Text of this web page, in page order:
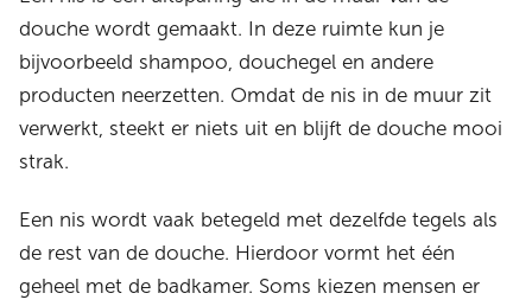
douche wordt gemaakt. In deze ruimte kun je
bijvoorbeeld shampoo, douchegel en andere
producten neerzetten. Omdat de nis in de muur zit
verwerkt, steekt er niets uit en blijft de douche mooi
strak.
Een nis wordt vaak betegeld met dezelfde tegels als
de rest van de douche. Hierdoor vormt het één
geheel met de badkamer. Soms kiezen mensen er